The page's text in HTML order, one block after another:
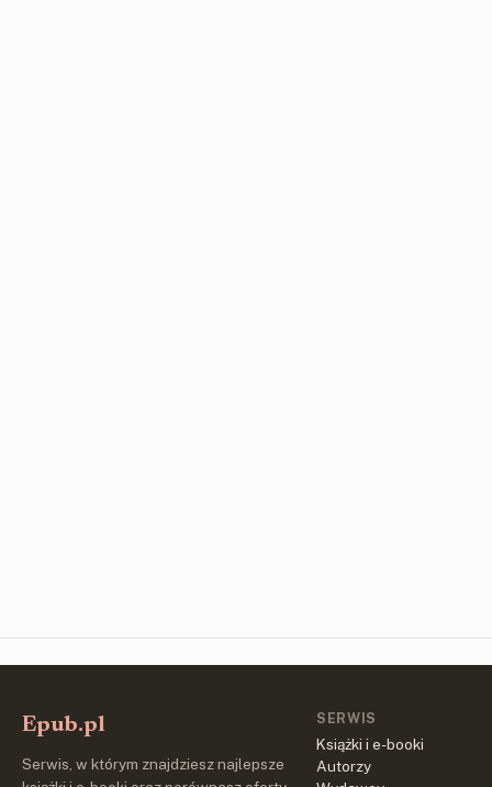
Epub.pl
Serwis, w którym znajdziesz najlepsze
SERWIS
Książki i e-booki
Autorzy